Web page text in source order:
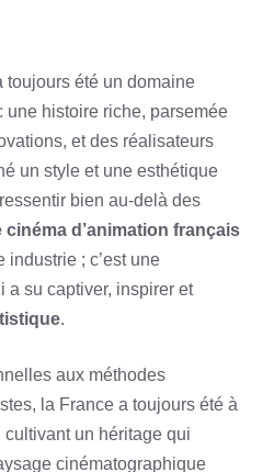
toujours été un domaine
une histoire riche, parsemée
et des réalisateurs
un style et une esthétique
bien au-delà des
cinéma d’animation français
industrie ; c’est une
a su captiver, inspirer et
.
aux méthodes
la France a toujours été à
cultivant un héritage qui
cinématographique